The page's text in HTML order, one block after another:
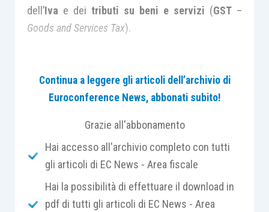
dell’Iva e dei tributi su beni e servizi (GST –
Goods and Services Tax).
centrale svolto dalle piattaforme digitali(su cui
tali tipologie di economie si fondano), indicando
di tassazione delle imposte sui consumi da parte
delle autorità fiscali nazionali.
IlReportsi inserisce nelle attività delForum
Continua a leggere gli articoli dell’archivio di
Euroconference News, abbonati subito!
Grazie all'abbonamento
Hai accesso all'archivio completo con tutti
gli articoli di EC News - Area fiscale
Hai la possibilità di effettuare il download in
pdf di tutti gli articoli di EC News - Area